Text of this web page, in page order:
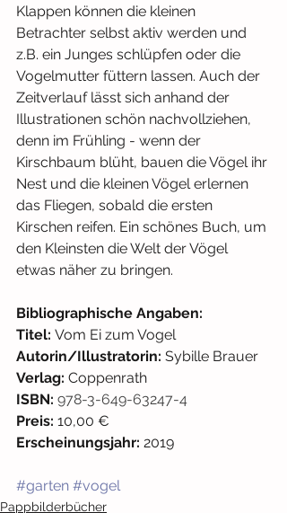
Klappen können die kleinen
Betrachter selbst aktiv werden und
z.B. ein Junges schlüpfen oder die
Vogelmutter füttern lassen. Auch der
Zeitverlauf lässt sich anhand der
Illustrationen schön nachvollziehen,
denn im Frühling - wenn der
Kirschbaum blüht, bauen die Vögel ihr
Nest und die kleinen Vögel erlernen
das Fliegen, sobald die ersten
Kirschen reifen. Ein schönes Buch, um
den Kleinsten die Welt der Vögel
etwas näher zu bringen.
Bibliographische Angaben:
Titel: Vom Ei zum Vogel
Autorin/Illustratorin: Sybille Brauer
Verlag: Coppenrath
ISBN: 978-3-649-63247-4
Preis: 10,00 €
Erscheinungsjahr: 2019
#garten #vogel
Pappbilderbücher